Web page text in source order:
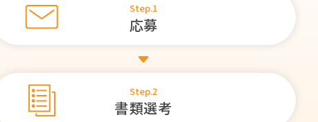
Step.1
応募
Step.2
書類選考